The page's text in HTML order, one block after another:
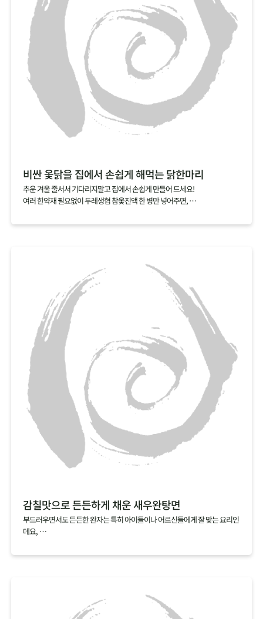
비싼 옻닭을 집에서 손쉽게 해먹는 닭한마리
추운 겨울 줄서서 기다리지말고 집에서 손쉽게 만들어 드세요!
여러 한약재 필요없이 두레생협 참옻진액 한 병만 넣어주면,
있답니다.
감칠맛으로 든든하게 채운 새우완탕면
부드러우면서도 든든한 완자는 특히 아이들이나 어르신들에게 잘 맞는 요리인
데요,
빚지 않고 만드는 새우완탕면을 추천해요.